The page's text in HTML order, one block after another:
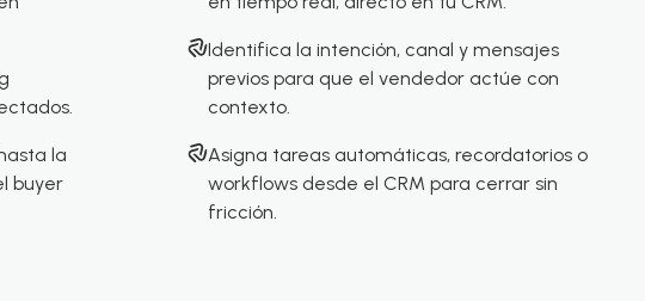
la
buyer
Identifica la intención, canal y mensajes
previos para que el vendedor actúe con
contexto.
Asigna tareas automáticas, recordatorios o
workflows desde el CRM para cerrar sin
fricción.